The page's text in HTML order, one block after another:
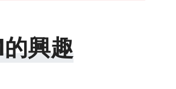
興趣